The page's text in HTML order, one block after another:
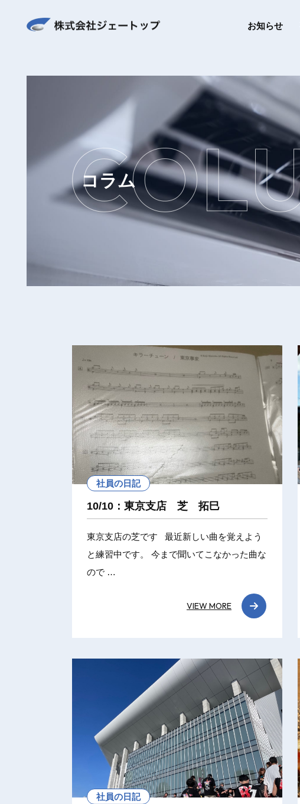
お知らせ
コラム
社員の日記
10/10：東京支店 芝 拓巳
東京支店の芝です 最近新しい曲を覚えよう
と練習中です。 今まで聞いてこなかった曲な
ので …
VIEW MORE
社員の日記